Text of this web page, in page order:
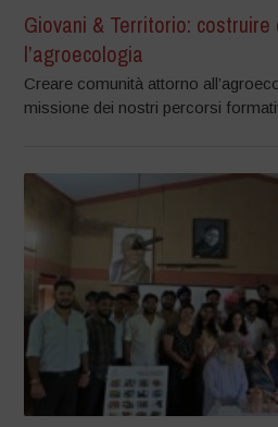
Giovani & Territorio:
l’agroecologia
Creare comunità attorno
missione dei nostri percorsi